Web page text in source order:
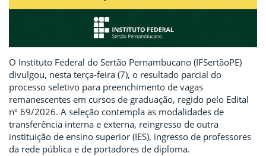
O Instituto Federal do Sertão Pernambucano (IFSertãoPE)
divulgou, nesta terça-feira (7), o resultado parcial do
processo seletivo para preenchimento de vagas
remanescentes em cursos de graduação, regido pelo Edital
nº 69/2026. A seleção contempla as modalidades de
transferência interna e externa, reingresso de outra
instituição de ensino superior (IES), ingresso de professores
da rede pública e de portadores de diploma.